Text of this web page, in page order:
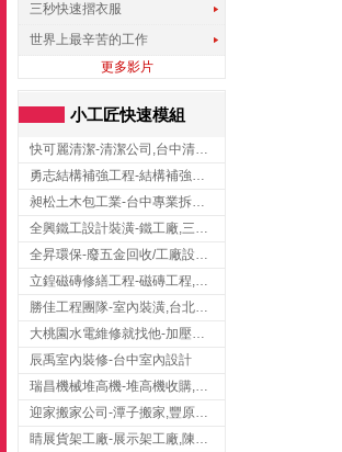
三秒快速摺衣服
世界上最辛苦的工作
更多影片
小工匠快速模組
快可麗清潔-清潔公司,台中清潔公司,台中居家清潔
勇志結構補強工程-結構補強工程 ,桃園結構補強工程,龍潭結構補強工程
昶松土木包工業-台中專業拆除工程/挖土機出租
全興鐵工設計裝潢-鐵工廠,三峽鐵工廠,台北鐵工廠
全昇環保-廢五金回收/工廠設備收購/機械設備回收/高價收購廠房設備
立鍠磁磚修繕工程-磁磚工程,磁磚修補,新竹磁磚工程
勝佳工程團隊-室內裝潢,台北房屋裝修,三重室內裝修
大桃園水電維修就找他-加壓馬達,抽水馬達,桃園水電行,中壢水電
辰禹室內裝修-台中室內設計
瑞昌機械堆高機-堆高機收購,新北市堆高機,桃園堆高機
迎家搬家公司-潭子搬家,豐原搬家,大雅搬家,大甲搬家,台中推薦搬家,台中搬家
睛展貨架工廠-展示架工廠,陳列架,台中展示架工廠